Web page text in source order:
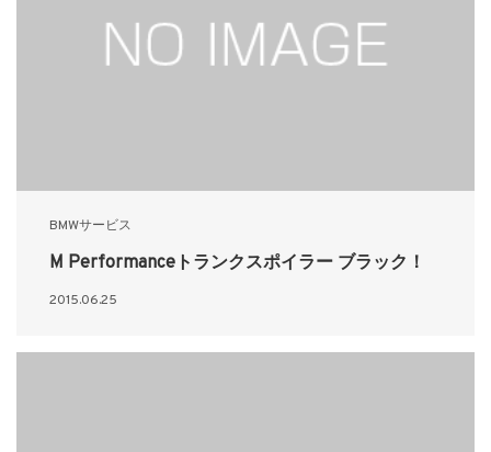
BMWサービス
M Performanceトランクスポイラー ブラック！
2015.06.25